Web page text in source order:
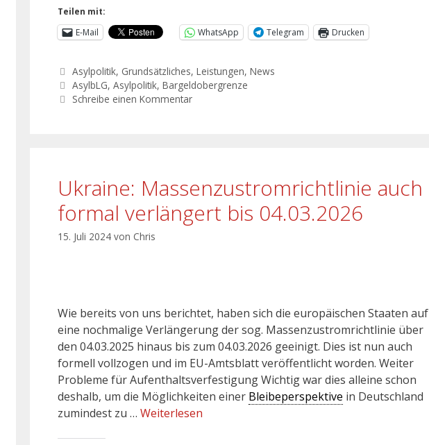
Teilen mit:
E-Mail
WhatsApp Telegram Drucken
Asylpolitik, Grundsätzliches,Leistungen,News
AsylbLG,Asylpolitik,Bargeldobergrenze
Schreibe einen Kommentar
Ukraine: Massenzustromrichtlinie auch
formal verlängert bis 04.03.2026
15. Juli 2024 von Chris
Wie bereits von uns berichtet, haben sich die europäischen Staaten auf
eine nochmalige Verlängerung der sog. Massenzustromrichtlinie über
den 04.03.2025 hinaus bis zum 04.03.2026 geeinigt. Dies ist nun auch
formell vollzogen und im EU-Amtsblatt veröffentlicht worden. Weiter
Probleme für Aufenthaltsverfestigung Wichtig war dies alleine schon
deshalb, um die Möglichkeiten einer Bleibeperspektive in Deutschland
zumindest zu … Weiterlesen